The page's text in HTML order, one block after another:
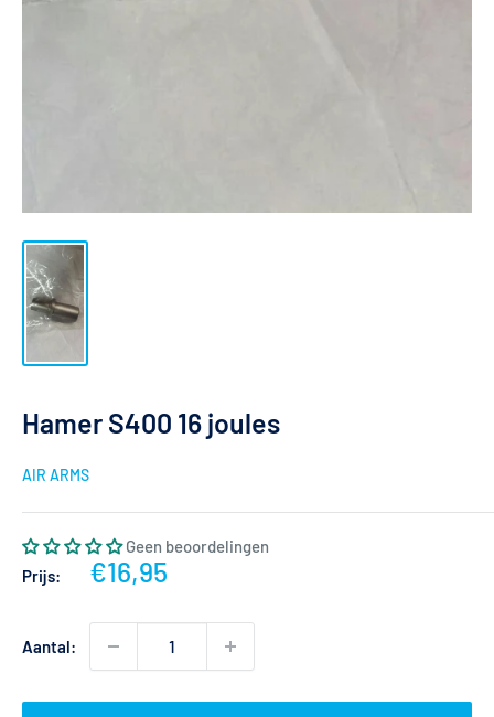
Hamer S400 16 joules
AIR ARMS
Geen beoordelingen
Prijs:
Actieprijs
€16,95
Aantal: